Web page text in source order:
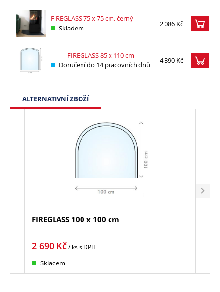
FIREGLASS 75 x 75 cm, černý
Skladem
2 086 Kč
FIREGLASS 85 x 110 cm
Doručení do 14 pracovních dnů
4 390 Kč
ALTERNATIVNÍ ZBOŽÍ
FIREGLASS 100 x 100 cm
2 690 Kč/ kss DPH
Skladem